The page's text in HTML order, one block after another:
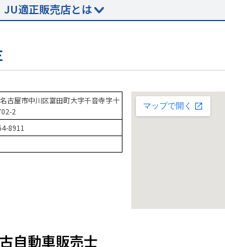
JU適正販売店とは
古屋市中川区富田町大字千音寺字十
2
8911
自動車販売士